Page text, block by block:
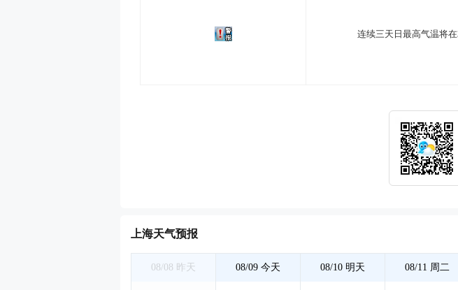
连续三天日最高气温将在
上海天气预报
08/08 昨天 08/09 今天 08/10 明天 08/11 周二